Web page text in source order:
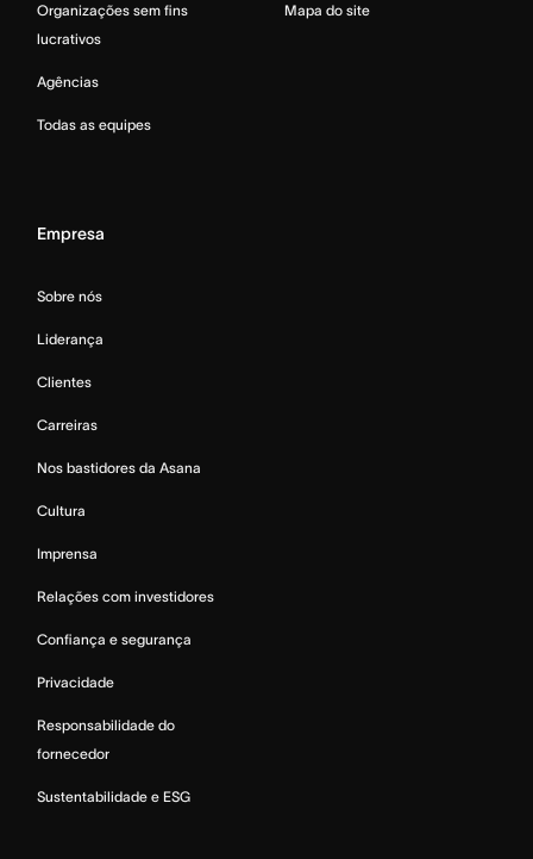
Organizações sem fins
lucrativos
Agências
Todas as equipes
Mapa do site
Empresa
Sobre nós
Liderança
Clientes
Carreiras
Nos bastidores da Asana
Cultura
Imprensa
Relações com investidores
Confiança e segurança
Privacidade
Responsabilidade do
fornecedor
Sustentabilidade e ESG